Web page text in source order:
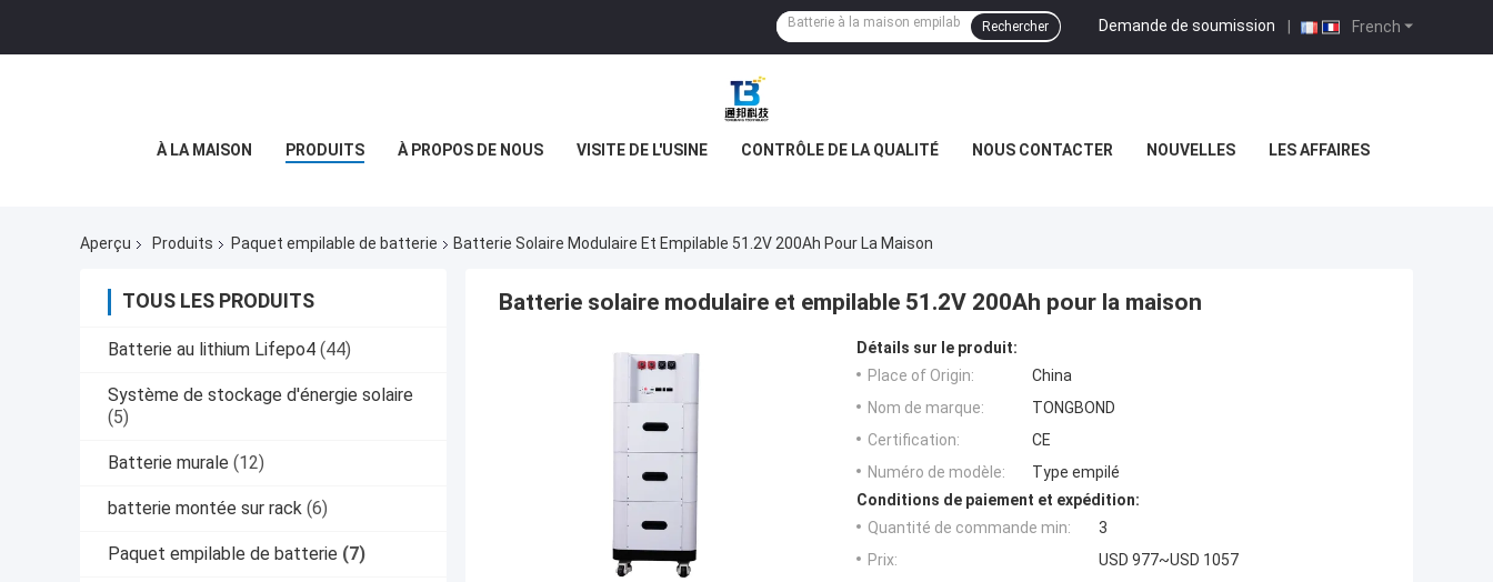
French
Demande de soumission |
Rechercher
À LA MAISON PRODUITS À PROPOS DE NOUS VISITE DE L'USINE CONTRÔLE DE LA QUALITÉ NOUS CONTACTER NOUVELLES LES AFFAIRES
Aperçu Produits Paquet empilable de batterie Batterie Solaire Modulaire Et Empilable 51.2V 200Ah Pour La Maison
TOUS LES PRODUITS
Batterie au lithium Lifepo4 (44)
Système de stockage d'énergie solaire
(5)
Batterie murale (12)
batterie montée sur rack (6)
Paquet empilable de batterie (7)
Batterie solaire modulaire et empilable 51.2V 200Ah pour la maison
Détails sur le produit:
Place of Origin:
China
Nom de marque:
TONGBOND
Certification:
CE
Numéro de modèle:
Type empilé
Conditions de paiement et expédition:
Quantité de commande min:
3
Prix:
USD 977~USD 1057